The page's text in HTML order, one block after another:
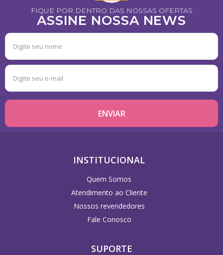
FIQUE POR DENTRO DAS NOSSAS OFERTAS
ASSINE NOSSA NEWS
INSTITUCIONAL
Quem Somos
Atendimento ao Cliente
Nossos revendedores
Fale Conosco
SUPORTE